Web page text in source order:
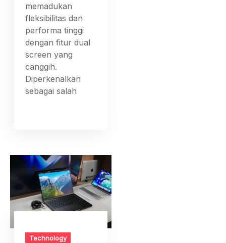
memadukan
fleksibilitas dan
performa tinggi
dengan fitur dual
screen yang
canggih.
Diperkenalkan
sebagai salah
Technology